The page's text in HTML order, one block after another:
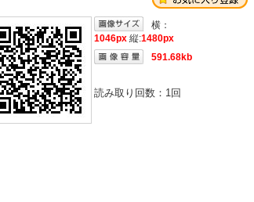
横：
1046px 縦:1480px
591.68kb
読み取り回数： 1回